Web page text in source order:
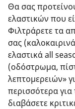
Θα σας
ελαστικών που
Φιλτράρετε τα
σας
ελαστικά all
(οδόστρωμα,
λεπτομερειών»
περισσότερα
διαβάσετε